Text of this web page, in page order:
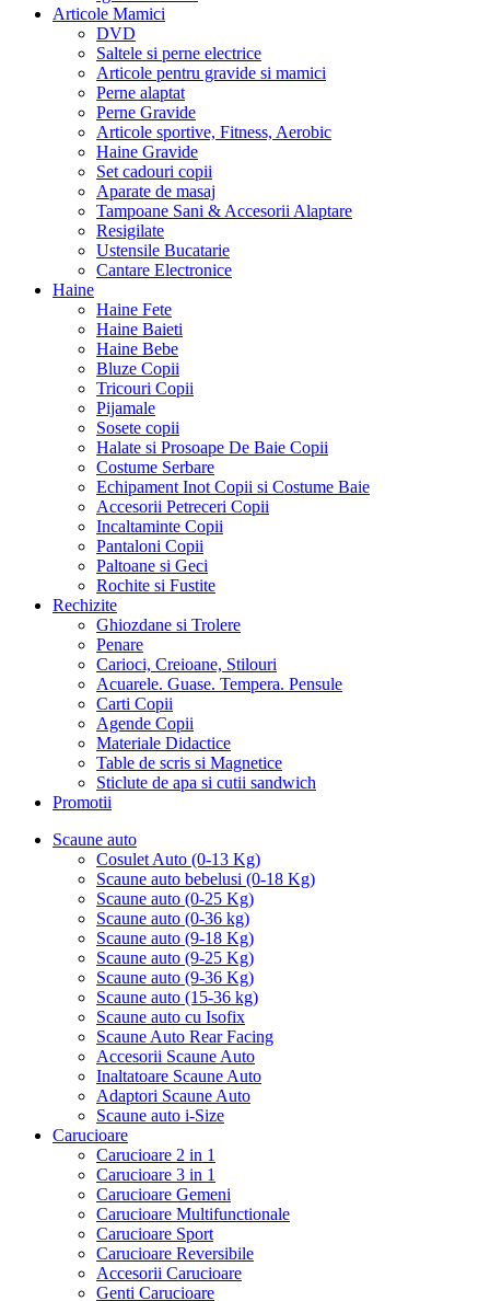
Articole Mamici
DVD
Saltele si perne electrice
Articole pentru gravide si mamici
Perne alaptat
Perne Gravide
Articole sportive, Fitness, Aerobic
Haine Gravide
Set cadouri copii
Aparate de masaj
Tampoane Sani & Accesorii Alaptare
Resigilate
Ustensile Bucatarie
Cantare Electronice
Haine
Haine Fete
Haine Baieti
Haine Bebe
Bluze Copii
Tricouri Copii
Pijamale
Sosete copii
Halate si Prosoape De Baie Copii
Costume Serbare
Echipament Inot Copii si Costume Baie
Accesorii Petreceri Copii
Incaltaminte Copii
Pantaloni Copii
Paltoane si Geci
Rochite si Fustite
Rechizite
Ghiozdane si Trolere
Penare
Carioci, Creioane, Stilouri
Acuarele. Guase. Tempera. Pensule
Carti Copii
Agende Copii
Materiale Didactice
Table de scris si Magnetice
Sticlute de apa si cutii sandwich
Promotii
Scaune auto
Cosulet Auto (0-13 Kg)
Scaune auto bebelusi (0-18 Kg)
Scaune auto (0-25 Kg)
Scaune auto (0-36 kg)
Scaune auto (9-18 Kg)
Scaune auto (9-25 Kg)
Scaune auto (9-36 Kg)
Scaune auto (15-36 kg)
Scaune auto cu Isofix
Scaune Auto Rear Facing
Accesorii Scaune Auto
Inaltatoare Scaune Auto
Adaptori Scaune Auto
Scaune auto i-Size
Carucioare
Carucioare 2 in 1
Carucioare 3 in 1
Carucioare Gemeni
Carucioare Multifunctionale
Carucioare Sport
Carucioare Reversibile
Accesorii Carucioare
Genti Carucioare